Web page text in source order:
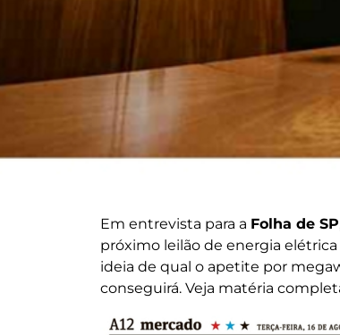
Em entrevista para a Folha de SP
próximo leilão de energia
ideia de qual o apetite por
conseguirá. Veja matéria